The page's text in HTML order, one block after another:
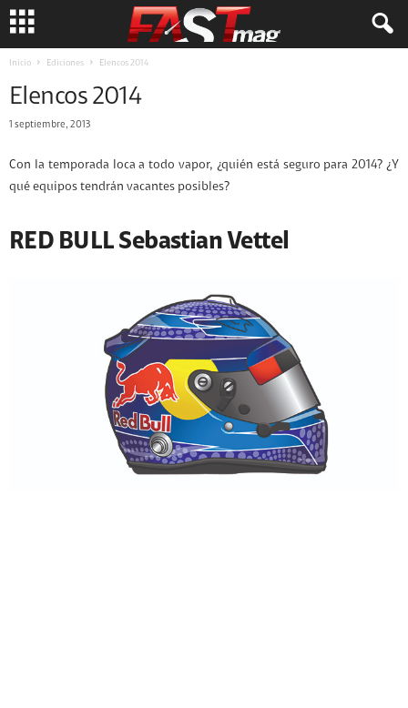
Inicio Ediciones Elencos 2014
Elencos 2014
1 septiembre, 2013
Con la temporada loca a todo vapor, ¿quién está seguro para 2014? ¿Y
qué equipos tendrán vacantes posibles?
RED BULL Sebastian Vettel